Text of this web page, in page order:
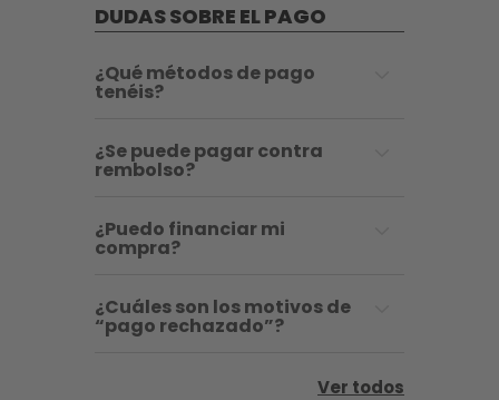
DUDAS SOBRE EL PAGO
¿Qué métodos de pago
tenéis?
¿Se puede pagar contra
rembolso?
¿Puedo financiar mi
compra?
¿Cuáles son los motivos de
“pago rechazado”?
Ver todos